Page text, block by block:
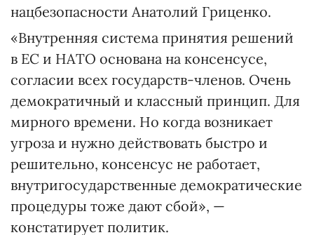
нацбезопасности Анатолий Гриценко.
«Внутренняя система принятия решений
в ЕС и НАТО основана на консенсусе,
согласии всех государств-членов. Очень
демократичный и классный принцип. Для
мирного времени. Но когда возникает
угроза и нужно действовать быстро и
решительно, консенсус не работает,
внутригосударственные демократические
процедуры тоже дают сбой», —
констатирует политик.